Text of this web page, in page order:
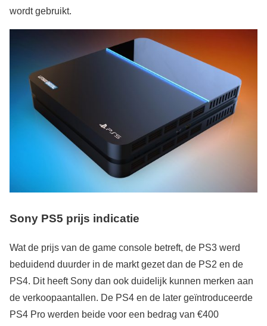
wordt gebruikt.
Sony PS5 prijs indicatie
Wat de prijs van de game console betreft, de PS3 werd
beduidend duurder in de markt gezet dan de PS2 en de
PS4. Dit heeft Sony dan ook duidelijk kunnen merken aan
de verkoopaantallen. De PS4 en de later geïntroduceerde
PS4 Pro werden beide voor een bedrag van €400